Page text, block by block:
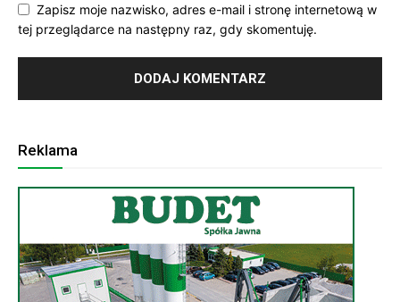
Zapisz moje nazwisko, adres e-mail i stronę internetową w
tej przeglądarce na następny raz, gdy skomentuję.
Reklama